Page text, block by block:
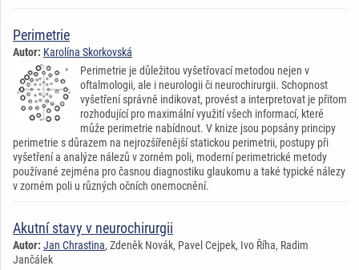
Perimetrie
Autor: Karolína Skorkovská
Perimetrie je důležitou vyšetřovací metodou nejen v
oftalmologii, ale i neurologii či neurochirurgii. Schopnost
vyšetření správně indikovat, provést a interpretovat je přitom
rozhodující pro maximální využití všech informací, které
může perimetrie nabídnout. V knize jsou popsány principy
perimetrie s důrazem na nejrozšířenější statickou perimetrii, postupy při
vyšetření a analýze nálezů v zorném poli, moderní perimetrické metody
používané zejména pro časnou diagnostiku glaukomu a také typické nálezy
v zorném poli u různých očních onemocnění.
Akutní stavy v neurochirurgii
Autor: Jan Chrastina, Zdeněk Novák, Pavel Cejpek, Ivo Říha, Radim
Jančálek